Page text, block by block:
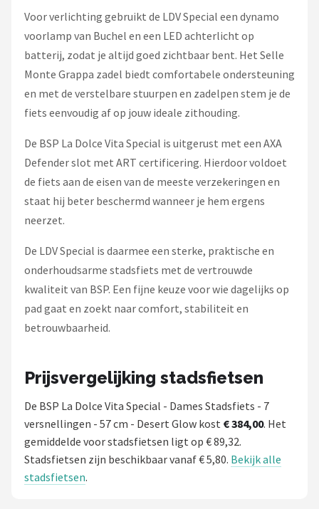
Voor verlichting gebruikt de LDV Special een dynamo
voorlamp van Buchel en een LED achterlicht op
batterij, zodat je altijd goed zichtbaar bent. Het Selle
Monte Grappa zadel biedt comfortabele ondersteuning
en met de verstelbare stuurpen en zadelpen stem je de
fiets eenvoudig af op jouw ideale zithouding.
De BSP La Dolce Vita Special is uitgerust met een AXA
Defender slot met ART certificering. Hierdoor voldoet
de fiets aan de eisen van de meeste verzekeringen en
staat hij beter beschermd wanneer je hem ergens
neerzet.
De LDV Special is daarmee een sterke, praktische en
onderhoudsarme stadsfiets met de vertrouwde
kwaliteit van BSP. Een fijne keuze voor wie dagelijks op
pad gaat en zoekt naar comfort, stabiliteit en
betrouwbaarheid.
Prijsvergelijking stadsfietsen
De BSP La Dolce Vita Special - Dames Stadsfiets - 7
versnellingen - 57 cm - Desert Glow kost € 384,00. Het
gemiddelde voor stadsfietsen ligt op € 89,32.
Stadsfietsen zijn beschikbaar vanaf € 5,80. Bekijk alle
stadsfietsen.